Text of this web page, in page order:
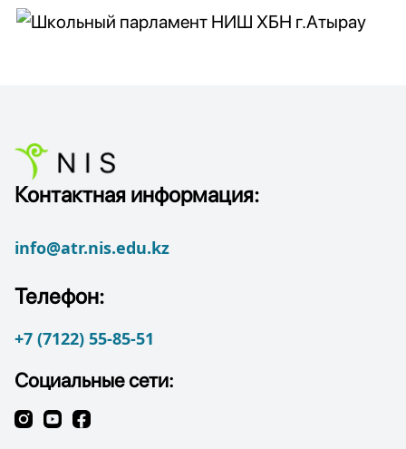
Контактная информация:
info@atr.nis.edu.kz
Телефон:
+7 (7122) 55-85-51
Социальные сети: